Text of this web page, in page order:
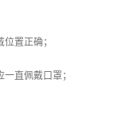
置正确；
直佩戴口罩；